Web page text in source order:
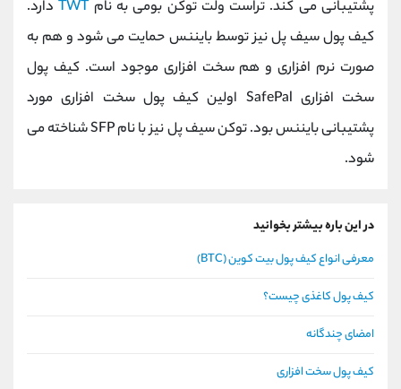
پشتیبانی می کند. تراست ولت توکن بومی به نام TWTدارد.
کیف پول سیف پل نیز توسط بایننس حمایت می شود و هم به
صورت نرم افزاری و هم سخت افزاری موجود است. کیف پول
سخت افزاری SafePal اولین کیف پول سخت افزاری مورد
پشتیبانی بایننس بود. توکن سیف پل نیز با نام SFP شناخته می
شود.
در این باره بیشتر بخوانید
معرفی انواع کیف پول بیت کوین (BTC)
کیف پول کاغذی چیست؟
امضای چندگانه
کیف پول سخت افزاری